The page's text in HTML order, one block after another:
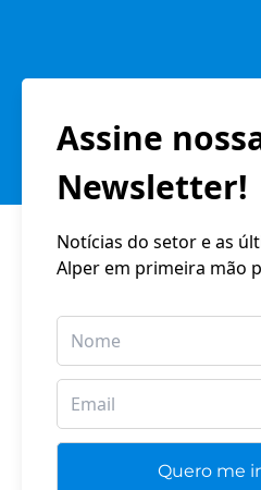
Assine
Newsletter!
Notícias do setor e as
Alper em primeira mão